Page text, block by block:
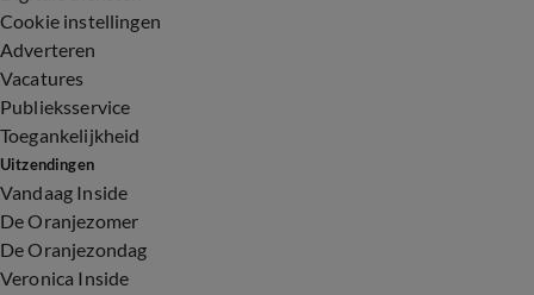
Cookie instellingen
Adverteren
Vacatures
Publieksservice
Toegankelijkheid
Uitzendingen
Vandaag Inside
De Oranjezomer
De Oranjezondag
Veronica Inside